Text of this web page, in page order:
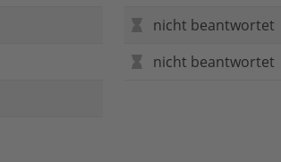
nicht beantwortet
nicht beantwortet